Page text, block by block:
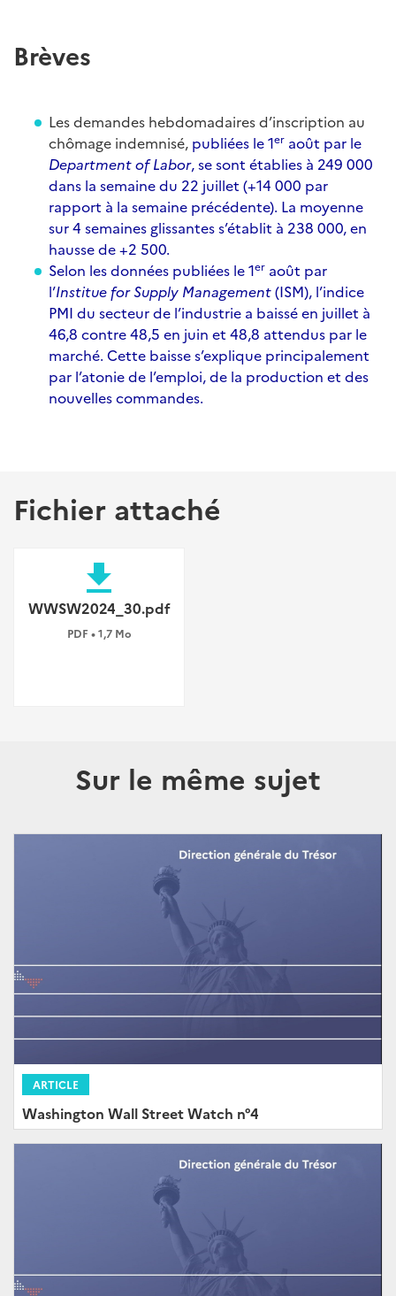
Brèves
Les demandes hebdomadaires d’inscription au
chômage indemnisé, publiées le 1er août par le
Department of Labor, se sont établies à 249 000
dans la semaine du 22 juillet (+14 000 par
rapport à la semaine précédente). La moyenne
sur 4 semaines glissantes s’établit à 238 000, en
hausse de +2 500.
Selon les données publiées le 1er août par
l’Institue for Supply Management(ISM), l’indice
PMI du secteur de l’industrie a baissé en juillet à
46,8 contre 48,5 en juin et 48,8 attendus par le
marché. Cette baisse s’explique principalement
par l’atonie de l’emploi, de la production et des
nouvelles commandes.
Fichier attaché
file_download
WWSW2024_30.pdf
PDF • 1,7 Mo
Sur le même sujet
ARTICLE
Washington Wall Street Watch n°4